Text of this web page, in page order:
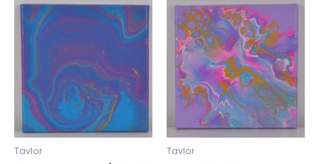
Tavlor Tavlor